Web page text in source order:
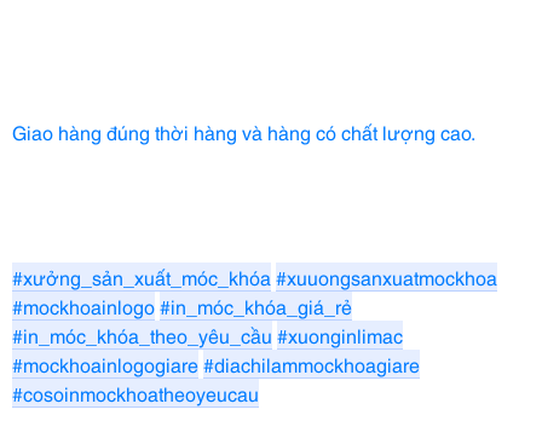
Giao hàng đúng thời hàng và hàng có chất lượng cao.
#xưởng_sản_xuất_móc_khóa #xuuongsanxuatmockhoa
#mockhoainlogo#in_móc_khóa_giá_rẻ
#in_móc_khóa_theo_yêu_cầu #xuonginlimac
#mockhoainlogogiare#diachilammockhoagiare
#cosoinmockhoatheoyeucau